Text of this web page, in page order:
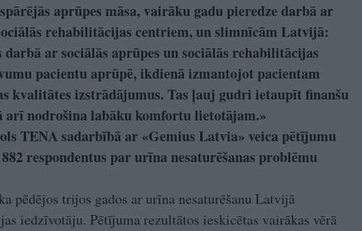
aprūpes māsa, vairāku gadu pieredze darbā ar
rehabilitācijas centriem, un slimnīcām Latvijā:
ar sociālās aprūpes un sociālās rehabilitācijas
pacientu aprūpē, ikdienā izmantojot pacientam
kvalitātes izstrādājumus. Tas ļauj gudri ietaupīt finanšu
nodrošina labāku komfortu lietotājam.»
TENA sadarbībā ar «Gemius Latvia» veica pētījumu
respondentus par urīna nesaturēšanas problēmu
pēdējos trijos gados ar urīna nesaturēšanu Latvijā
iedzīvotāju. Pētījuma rezultātos ieskicētas vairākas vērā